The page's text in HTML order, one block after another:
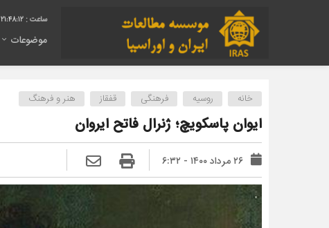
21:48:13
موضوعات
خانه روسیه فرهنگی قفقاز هنر و فرهنگ
ایوان پاسکویچ؛ ژنرال فاتح ایروان
۲۶ مرداد ۱۴۰۰ - ۶:۳۲